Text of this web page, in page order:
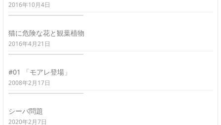
2016年10月4日
猫に危険な花と観葉植物
2016年4月21日
#01 「モアレ登場」
2008年2月17日
シーバ問題
2020年2月7日